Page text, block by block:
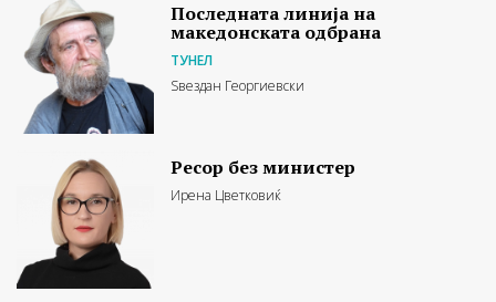
Последната линија на
македонската одбрана
ТУНЕЛ
Ѕвездан Георгиевски
Ресор без министер
Ирена Цветковиќ